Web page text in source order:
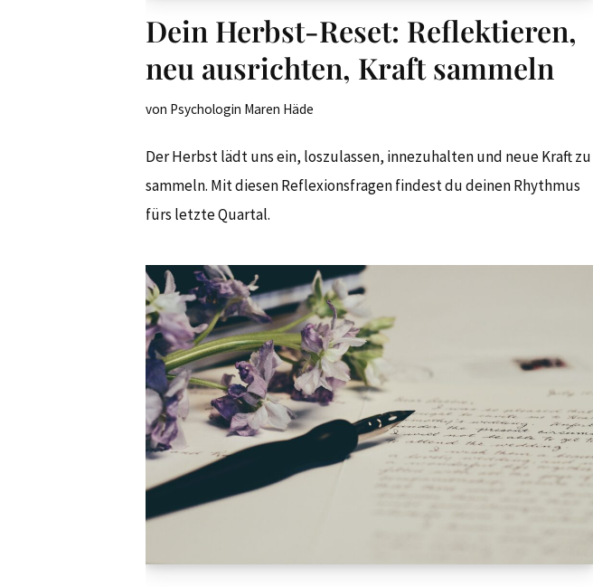
Dein Herbst-Reset: Reflektieren,
neu ausrichten, Kraft sammeln
von Psychologin Maren Häde
Der Herbst lädt uns ein, loszulassen, innezuhalten und neue Kraft zu
sammeln. Mit diesen Reflexionsfragen findest du deinen Rhythmus
fürs letzte Quartal.